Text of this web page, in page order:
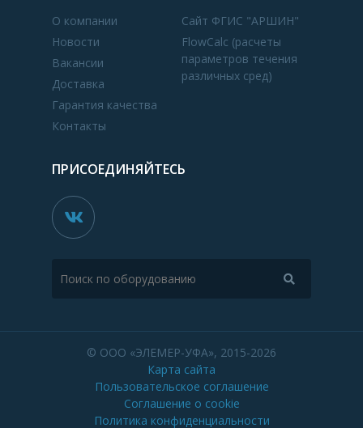
О компании
Новости
Вакансии
Доставка
Гарантия качества
Контакты
Сайт ФГИС "АРШИН"
FlowCalc (расчеты
параметров течения
различных сред)
ПРИСОЕДИНЯЙТЕСЬ
© ООО «ЭЛЕМЕР-УФА», 2015-2026
Карта сайта
Пользовательское соглашение
Соглашение о cookie
Политика конфиденциальности